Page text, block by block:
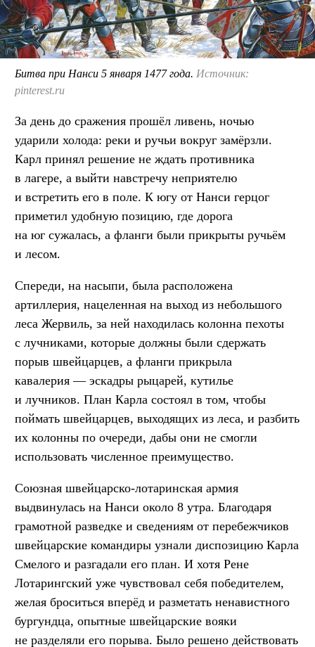
Битва при Нанси 5 января 1477 года. Источник:
pinterest.ru
За день до сражения прошёл ливень, ночью
ударили холода: реки и ручьи вокруг замёрзли.
Карл принял решение не ждать противника
в лагере, а выйти навстречу неприятелю
и встретить его в поле. К югу от Нанси герцог
приметил удобную позицию, где дорога
на юг сужалась, а фланги были прикрыты ручьём
и лесом.
Спереди, на насыпи, была расположена
артиллерия, нацеленная на выход из небольшого
леса Жервиль, за ней находилась колонна пехоты
с лучниками, которые должны были сдержать
порыв швейцарцев, а фланги прикрыла
кавалерия — эскадры рыцарей, кутилье
и лучников. План Карла состоял в том, чтобы
поймать швейцарцев, выходящих из леса, и разбить
их колонны по очереди, дабы они не смогли
использовать численное преимущество.
Союзная швейцарско-лотаринская армия
выдвинулась на Нанси около 8 утра. Благодаря
грамотной разведке и сведениям от перебежчиков
швейцарские командиры узнали диспозицию Карла
Смелого и разгадали его план. И хотя Рене
Лотарингский уже чувствовал себя победителем,
желая броситься вперёд и разметать ненавистного
бургундца, опытные швейцарские вояки
не разделяли его порыва. Было решено действовать